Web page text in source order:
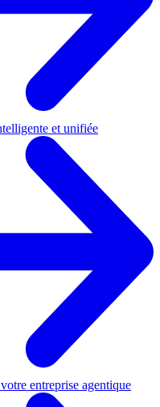
et unifiée
entreprise agentique